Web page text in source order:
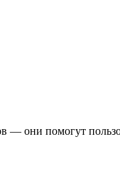
они помогут